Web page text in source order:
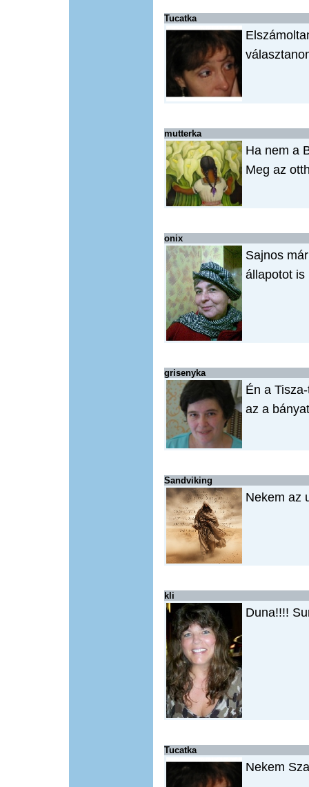
Tucatka
mutterka
Ha nem a
Meg az
onix
Sajnos
állapotot is
grisenyka
Én a
az a
Sandviking
Nekem az
kli
Duna!!!!
Tucatka
Nekem